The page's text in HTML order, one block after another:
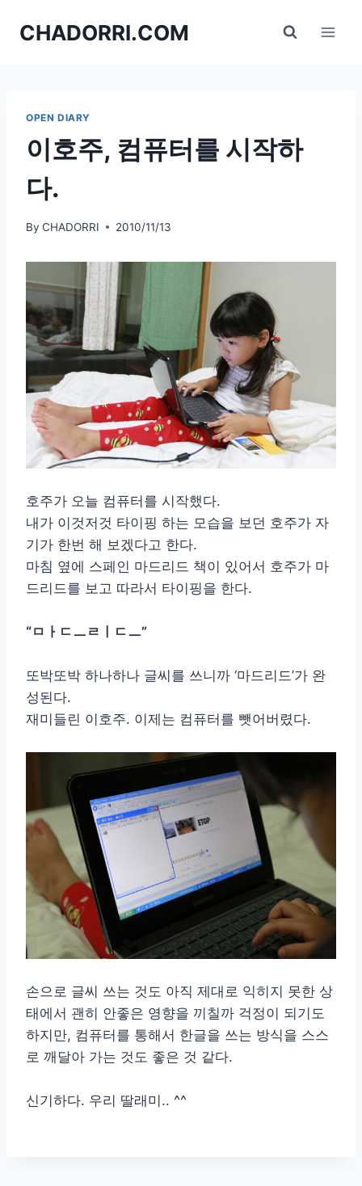
CHADORRI.COM
OPEN DIARY
이호주, 컴퓨터를 시작하
다.
By CHADORRI 2010/11/13
호주가 오늘 컴퓨터를 시작했다.
내가 이것저것 타이핑 하는 모습을 보던 호주가 자
기가 한번 해 보겠다고 한다.
마침 옆에 스페인 마드리드 책이 있어서 호주가 마
드리드를 보고 따라서 타이핑을 한다.
“ㅁㅏㄷㅡㄹㅣㄷㅡ”
또박또박 하나하나 글씨를 쓰니까 ‘마드리드’가 완
성된다.
재미들린 이호주. 이제는 컴퓨터를 뺏어버렸다.
손으로 글씨 쓰는 것도 아직 제대로 익히지 못한 상
태에서 괜히 안좋은 영향을 끼칠까 걱정이 되기도
하지만, 컴퓨터를 통해서 한글을 쓰는 방식을 스스
로 깨달아 가는 것도 좋은 것 같다.
신기하다. 우리 딸래미.. ^^